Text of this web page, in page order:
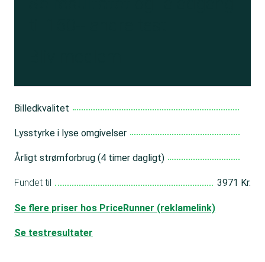
Billedkvalitet
Lysstyrke i lyse omgivelser
Årligt strømforbrug (4 timer dagligt)
Fundet til 3971 Kr.
Se flere priser hos PriceRunner (reklamelink)
Se testresultater